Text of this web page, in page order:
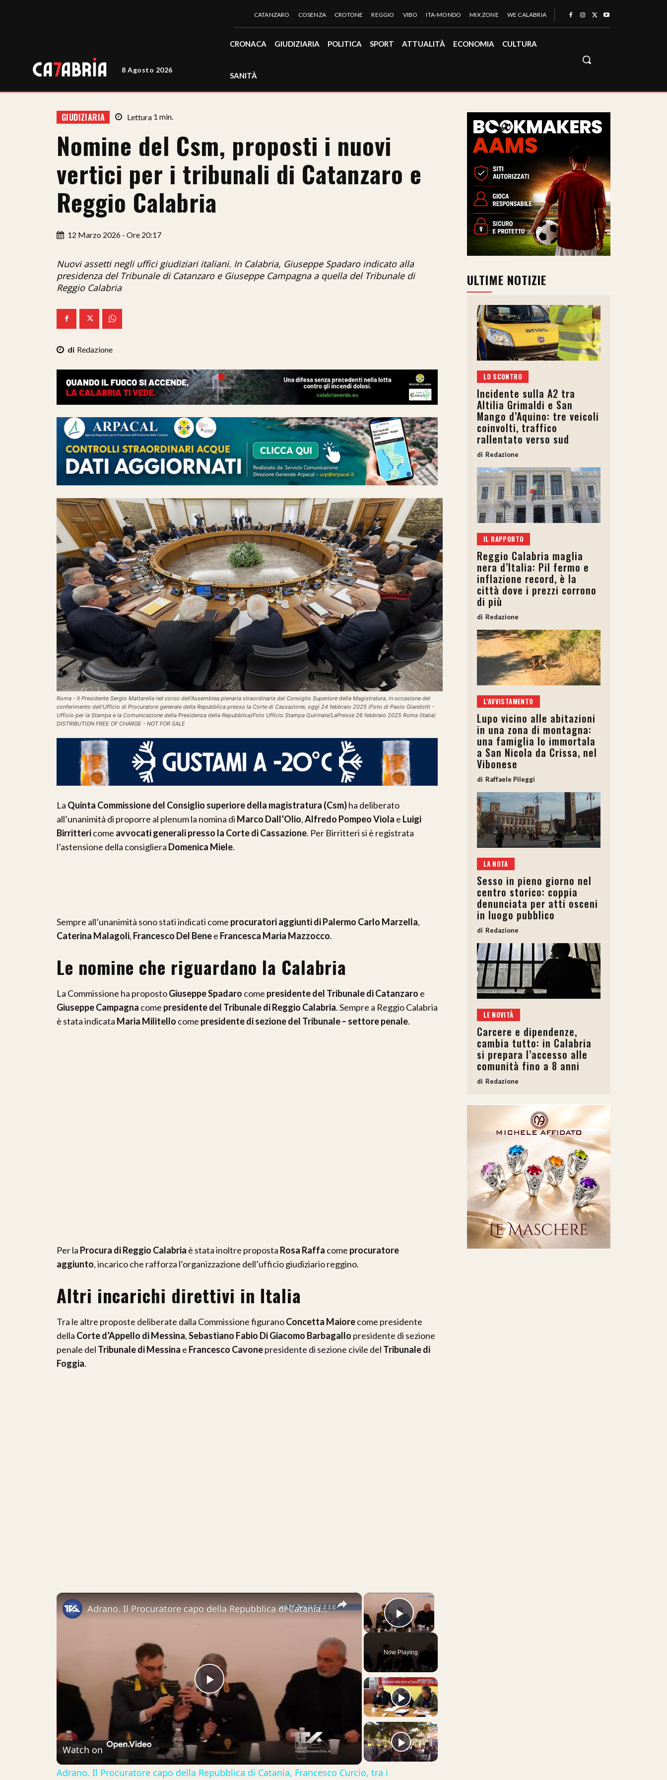
8 Agosto 2026
CATANZARO COSENZA CROTONE REGGIO VIBO ITA-MONDO MIX ZONE WE CALABRIA
CRONACA GIUDIZIARIA POLITICA SPORT ATTUALITÀ ECONOMIA CULTURA
SANITÀ
GIUDIZIARIA Lettura 1 min.
Nomine del Csm, proposti i nuovi
vertici per i tribunali di Catanzaro e
Reggio Calabria
12 Marzo 2026 - Ore 20:17
Nuovi assetti negli uffici giudiziari italiani. In Calabria, Giuseppe Spadaro indicato alla
presidenza del Tribunale di Catanzaro e Giuseppe Campagna a quella del Tribunale di
Reggio Calabria
Redazione
Roma - Il Presidente Sergio Mattarella nel corso dell’Assemblea plenaria straordinaria del Consiglio Superiore della Magistratura, in occasione del
conferimento dell’Ufficio di Procuratore generale della Repubblica presso la Corte di Cassazione, oggi 24 febbraio 2025 (Foto di Paolo Giandotti -
Ufficio per la Stampa e la Comunicazione della Presidenza della Repubblica)Foto Ufficio Stampa Quirinale/LaPresse 26 febbraio 2025 Roma (Italia)
DISTRIBUTION FREE OF CHARGE - NOT FOR SALE
La Quinta Commissione del Consiglio superiore della magistratura (Csm)ha deliberato
all’unanimità di proporre al plenum la nomina di Marco Dall’Olio,Alfredo Pompeo Viola e Luigi
Birrittericome avvocati generali presso la Corte di Cassazione. Per Birritteri si è registrata
l’astensione della consigliera Domenica Miele.
Sempre all’unanimità sono stati indicati come procuratori aggiunti di Palermo Carlo Marzella,
Caterina Malagoli, Francesco Del Benee Francesca Maria Mazzocco.
Le nomine che riguardano la Calabria
La Commissione ha propostoGiuseppe Spadaro come presidente del Tribunale di Catanzaro e
Giuseppe Campagna come presidente del Tribunale di Reggio Calabria. Sempre a Reggio Calabria
è stata indicata Maria Militello come presidente di sezione del Tribunale – settore penale.
Per la Procura di Reggio Calabria è stata inoltre proposta Rosa Raffa come procuratore
aggiunto, incarico che rafforza l’organizzazione dell’ufficio giudiziario reggino.
Altri incarichi direttivi in Italia
Tra le altre proposte deliberate dalla Commissione figuranoConcetta Maiorecome presidente
della Corte d’Appello di Messina,Sebastiano Fabio Di Giacomo Barbagallo presidente di sezione
penale del Tribunale di Messina e Francesco Cavonepresidente di sezione civile del Tribunale di
Foggia.
×
Play Video
Now Playing
×
Play
Video
Adrano. Il Procuratore capo della Repubblica di Catania, Francesco Curcio, tra i partecipanti dell
Watch on
Adrano. Il Procuratore capo della Repubblica di Catania, Francesco Curcio, tra i
ULTIME NOTIZIE
LO SCONTRO
Incidente sulla A2 tra
Altilia Grimaldi e San
Mango d’Aquino: tre veicoli
coinvolti, traffico
rallentato verso sud
Redazione
IL RAPPORTO
Reggio Calabria maglia
nera d’Italia: Pil fermo e
inflazione record, è la
città dove i prezzi corrono
di più
Redazione
L'AVVISTAMENTO
Lupo vicino alle abitazioni
in una zona di montagna:
una famiglia lo immortala
a San Nicola da Crissa, nel
Vibonese
Raffaele Pileggi
LA NOTA
Sesso in pieno giorno nel
centro storico: coppia
denunciata per atti osceni
in luogo pubblico
Redazione
LE NOVITÀ
Carcere e dipendenze,
cambia tutto: in Calabria
si prepara l’accesso alle
comunità fino a 8 anni
Redazione